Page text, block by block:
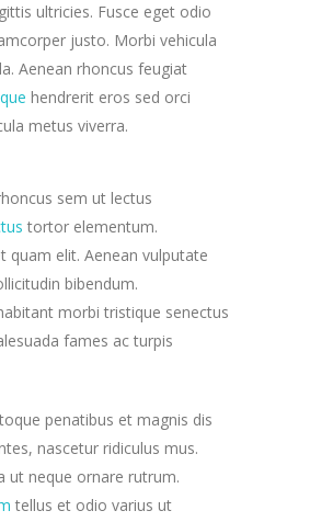
ultricies. Fusce eget odio
justo. Morbi vehicula
Aenean rhoncus feugiat
hendrerit eros sed orci
metus viverra.
sem ut lectus
tortor elementum.
quam elit. Aenean vulputate
bibendum.
morbi tristique senectus
fames ac turpis
penatibus et magnis dis
nascetur ridiculus mus.
ut neque ornare rutrum.
tellus et odio varius ut